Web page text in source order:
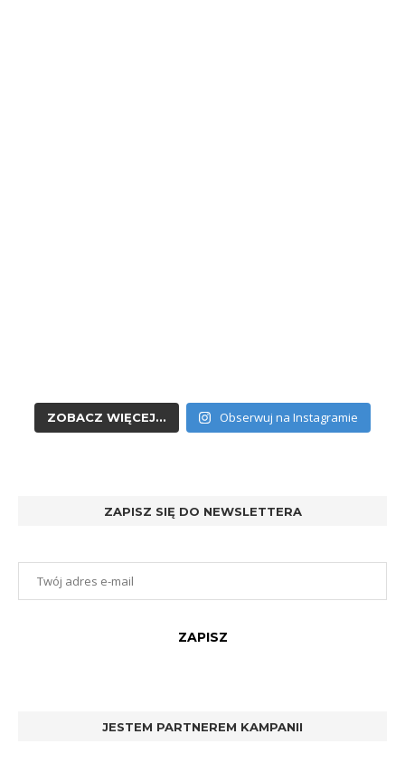
ZOBACZ WIĘCEJ... Obserwuj na Instagramie
ZAPISZ SIĘ DO NEWSLETTERA
JESTEM PARTNEREM KAMPANII